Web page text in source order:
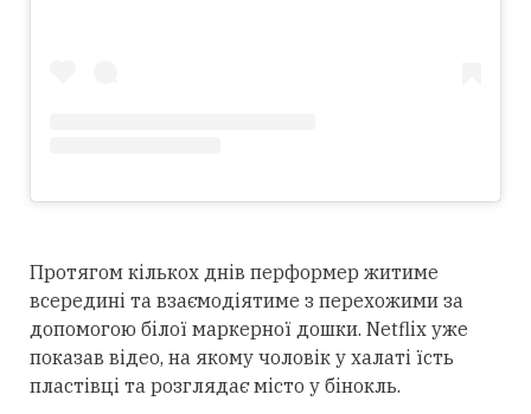
Протягом кількох днів перформер житиме
всередині та взаємодіятиме з перехожими за
допомогою білої маркерної дошки. Netflix уже
показав відео, на якому чоловік у халаті їсть
пластівці та розглядає місто у бінокль.